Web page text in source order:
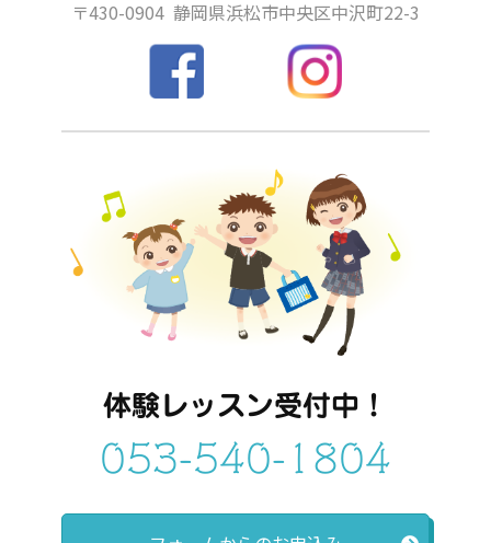
〒430-0904 静岡県浜松市中央区中沢町22-3
体験レッスン受付中！
053-540-1804